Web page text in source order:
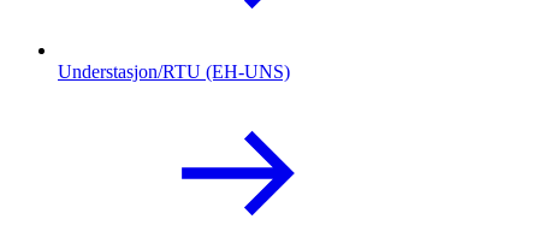
Understasjon/RTU (EH-UNS)